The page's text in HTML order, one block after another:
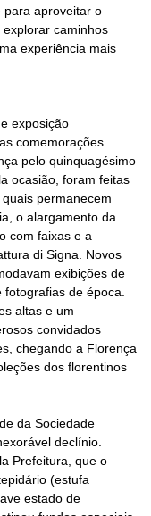
para aproveitar o
caminhos
experiência mais
exposição
comemorações
pelo quinquagésimo
ocasião, foram feitas
permanecem
o alargamento da
com faixas e a
di Signa. Novos
exibições de
de época.
altas e um
convidados
chegando a Florença
dos florentinos
da Sociedade
declínio.
Prefeitura, que o
(estufa
estado de